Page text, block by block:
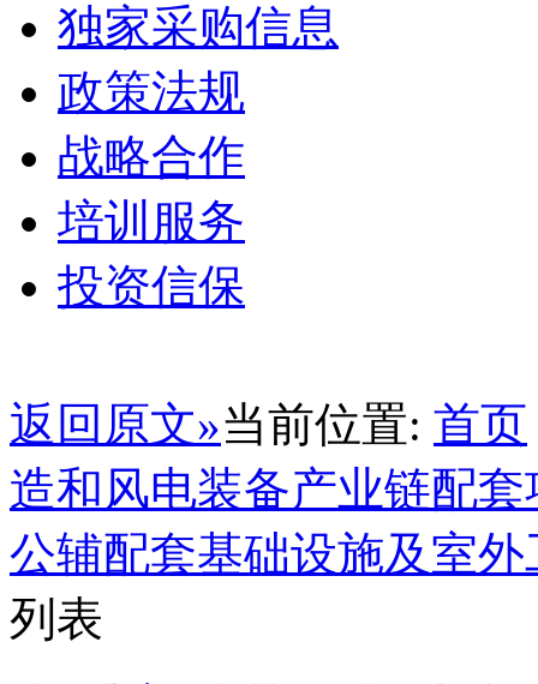
独家采购信息
政策法规
战略合作
培训服务
投资信保
返回原文»当前位置: 首页
造和风电装备产业链配
公辅配套基础设施及室
列表